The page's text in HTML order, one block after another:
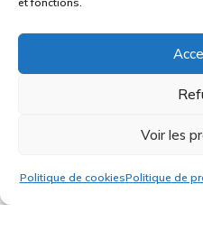
Voir les
Politique de cookiesPolitique de